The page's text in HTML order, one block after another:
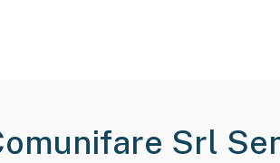
Srl